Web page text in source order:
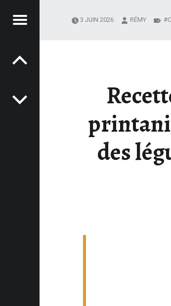
-
Menu
des
3 JUIN 2026 RÉMY